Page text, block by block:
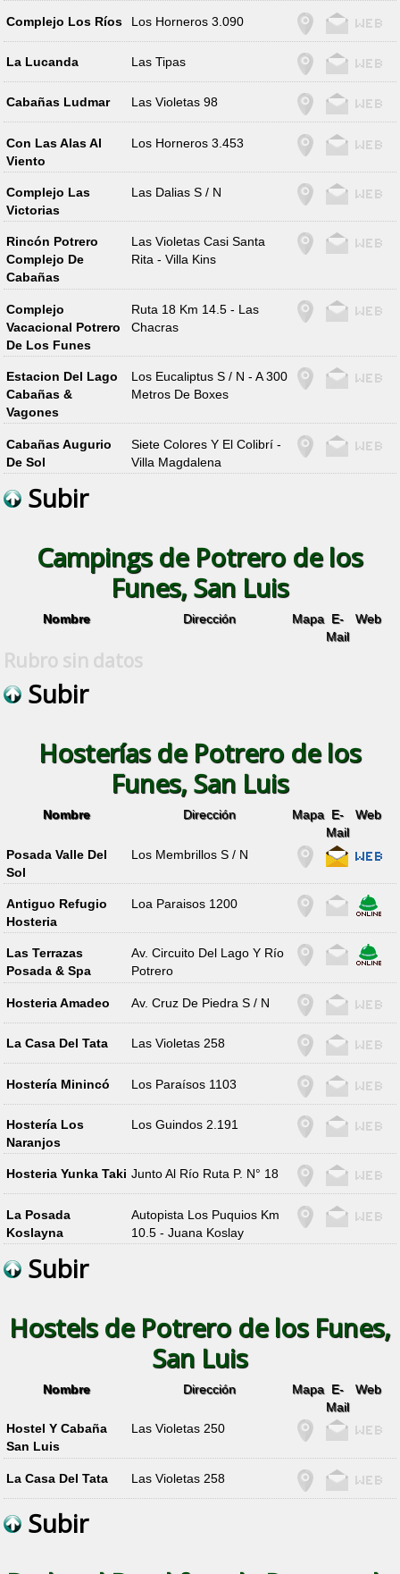
Complejo Los Ríos Los Horneros 3.090
La Lucanda Las Tipas
Cabañas Ludmar Las Violetas 98
Con Las Alas Al
Viento
Los Horneros 3.453
Complejo Las
Victorias
Las Dalias S / N
Rincón Potrero
Complejo De
Cabañas
Las Violetas Casi Santa
Rita - Villa Kins
Complejo
Vacacional Potrero
De Los Funes
Ruta 18 Km 14.5 - Las
Chacras
Estacion Del Lago
Cabañas &
Vagones
Los Eucaliptus S / N - A 300
Metros De Boxes
Cabañas Augurio
De Sol
Siete Colores Y El Colibrí -
Villa Magdalena
Subir
Campings de Potrero de los
Funes, San Luis
Nombre Dirección Mapa E-
Mail
Web
Rubro sin datos
Subir
Hosterías de Potrero de los
Funes, San Luis
Nombre Dirección Mapa E-
Mail
Web
Posada Valle Del
Sol
Los Membrillos S / N
Antiguo Refugio
Hosteria
Loa Paraisos 1200
Las Terrazas
Posada & Spa
Av. Circuito Del Lago Y Río
Potrero
Hosteria Amadeo Av. Cruz De Piedra S / N
La Casa Del Tata Las Violetas 258
Hostería Minincó Los Paraísos 1103
Hostería Los
Naranjos
Los Guindos 2.191
Hosteria Yunka Taki Junto Al Río Ruta P. N° 18
La Posada
Koslayna
Autopista Los Puquios Km
10.5 - Juana Koslay
Subir
Hostels de Potrero de los Funes,
San Luis
Nombre Dirección Mapa E-
Mail
Web
Hostel Y Cabaña
San Luis
Las Violetas 250
La Casa Del Tata Las Violetas 258
Subir